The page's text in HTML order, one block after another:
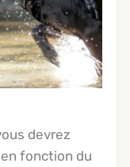
devrez
fonction du